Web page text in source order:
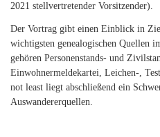
2021 stellvertretender Vorsitzender).
Der Vortrag gibt einen Einblick in
wichtigsten genealogischen Quellen
gehören Personenstands- und
Einwohnermeldekartei, Leichen-,
not least liegt abschließend ein
Auswandererquellen.